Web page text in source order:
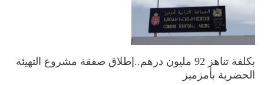
بكلفة تناهز 92 مليون درهم..إطلاق صفقة مشروع التهيئة
الحضرية بأمزميز